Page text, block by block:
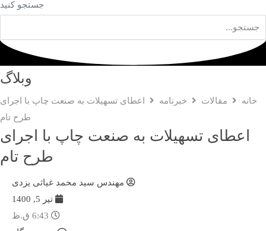
جستجو کنید
وبلاگ
خانه مقالات خبرنامه
اعطای تسهیلات به صنعت چاپ با اجرای
طرح تام
اعطای تسهیلات به صنعت چاپ با اجرای
طرح تام
مهندس سید محمد غیاثی یزدی
تیر 5, 1400
6:43 ق.ظ